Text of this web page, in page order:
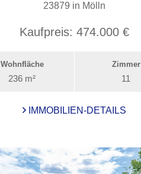
23879 in Mölln
Kaufpreis: 474.000 €
Wohnfläche
236 m²
Zimmer
11
IMMOBILIEN-DETAILS